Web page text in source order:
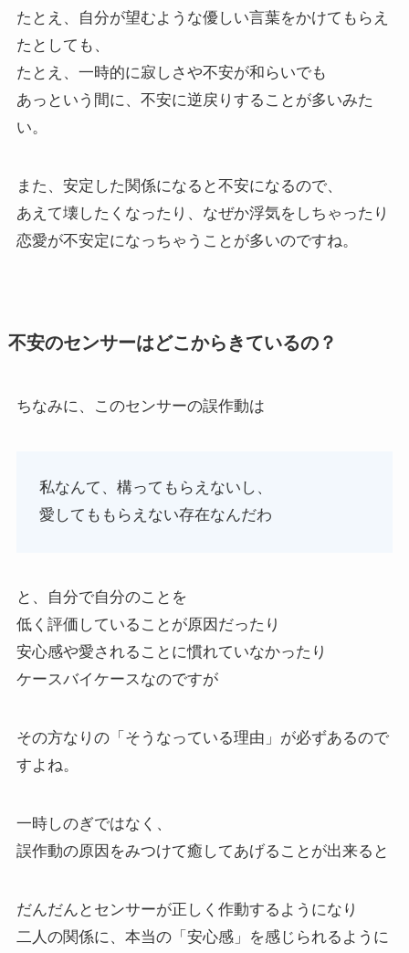
たとえ、自分が望むような優しい言葉をかけてもらえ
たとしても、
たとえ、一時的に寂しさや不安が和らいでも
あっという間に、不安に逆戻りすることが多いみた
い。
また、安定した関係になると不安になるので、
あえて壊したくなったり、なぜか浮気をしちゃったり
恋愛が不安定になっちゃうことが多いのですね。
不安のセンサーはどこからきているの？
ちなみに、このセンサーの誤作動は
私なんて、構ってもらえないし、
愛してももらえない存在なんだわ
と、自分で自分のことを
低く評価していることが原因だったり
安心感や愛されることに慣れていなかったり
ケースバイケースなのですが
その方なりの「そうなっている理由」が必ずあるので
すよね。
一時しのぎではなく、
誤作動の原因をみつけて癒してあげることが出来ると
だんだんとセンサーが正しく作動するようになり
二人の関係に、本当の「安心感」を感じられるように